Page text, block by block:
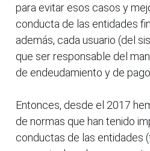
para evitar esos casos y
conducta de las entidades
además, cada usuario (del
que ser responsable del
de endeudamiento y de pago.
Entonces, desde el 2017
de normas que han tenido
conductas de las entidades